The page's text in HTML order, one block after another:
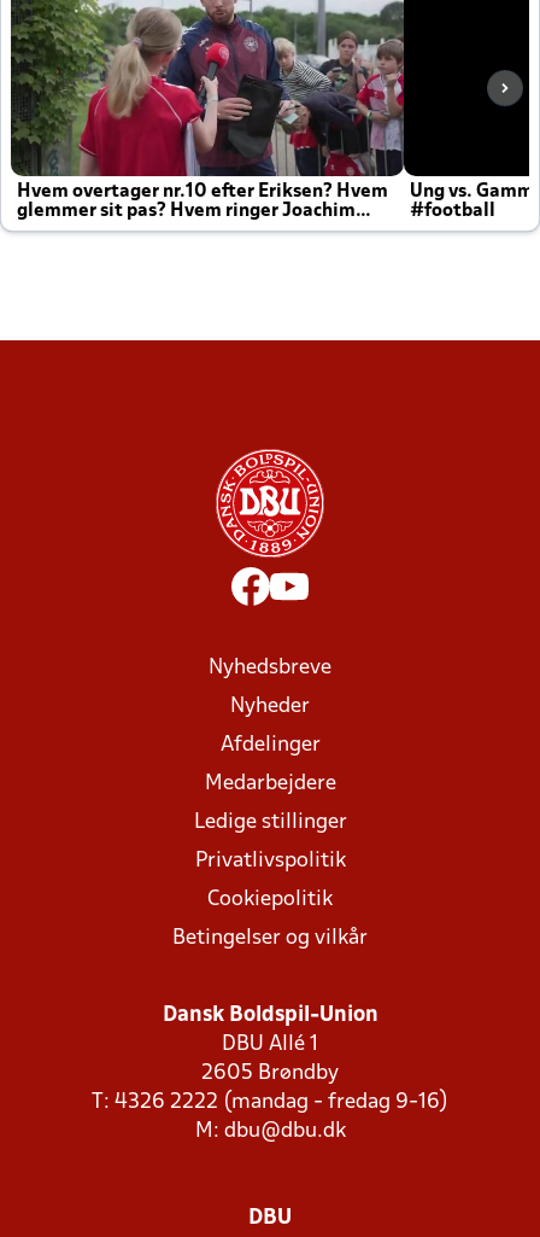
Hvem overtager nr.10 efter Eriksen? Hvem
glemmer sit pas? Hvem ringer Joachim
altid til efter kampe?
Ung vs.
#football
Nyhedsbreve
Nyheder
Afdelinger
Medarbejdere
Ledige stillinger
Privatlivspolitik
Cookiepolitik
Betingelser og vilkår
Dansk Boldspil-Union
DBU Allé 1
2605 Brøndby
T: 4326 2222 (mandag - fredag 9-16)
M: dbu@dbu.dk
DBU